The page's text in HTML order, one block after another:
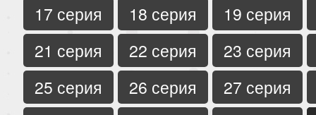
17 серия
18 серия
19 серия
21 серия
22 серия
23 серия
25 серия
26 серия
27 серия